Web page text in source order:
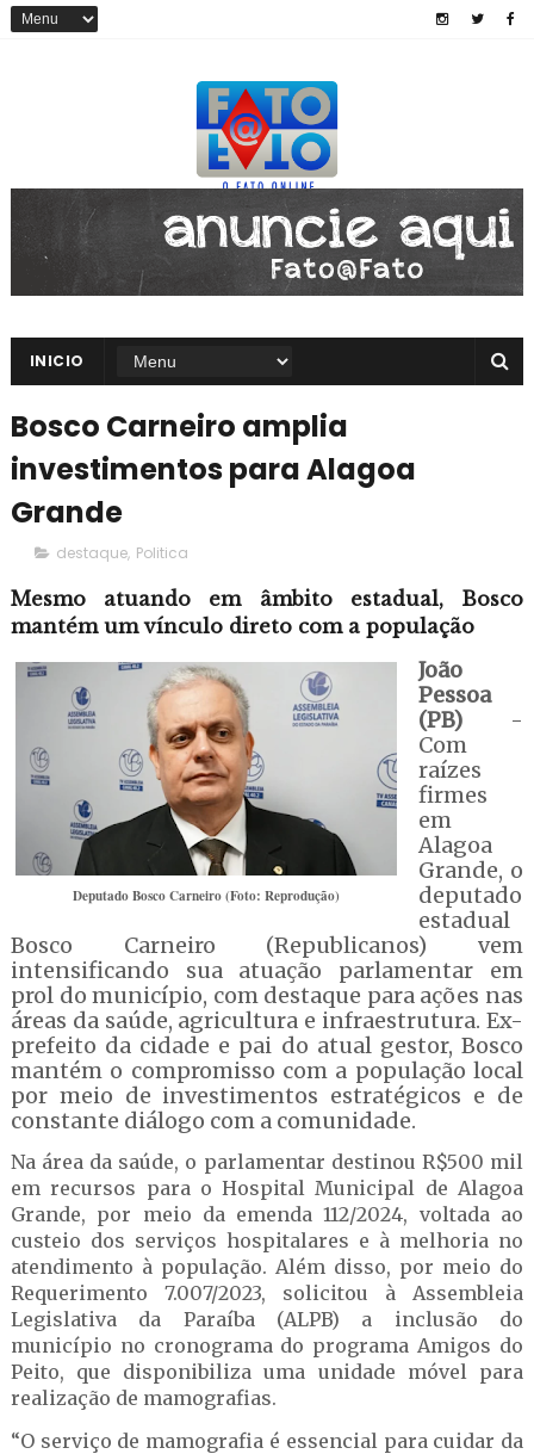
INICIO
Bosco Carneiro amplia
investimentos para Alagoa
Grande
destaque, Politica
Mesmo atuando em âmbito estadual, Bosco
mantém um vínculo direto com a população
Deputado Bosco Carneiro (Foto: Reprodução)
João
Pessoa
(PB)-
Com
raízes
firmes
em
Alagoa
Grande, o
deputado
estadual
Bosco Carneiro (Republicanos) vem
intensificando sua atuação parlamentar em
prol do município, com destaque para ações nas
áreas da saúde, agricultura e infraestrutura. Ex-
prefeito da cidade e pai do atual gestor, Bosco
mantém o compromisso com a população local
por meio de investimentos estratégicos e de
constante diálogo com a comunidade.
Na área da saúde, o parlamentar destinou R$500 mil
em recursos para o Hospital Municipal de Alagoa
Grande, por meio da emenda 112/2024, voltada ao
custeio dos serviços hospitalares e à melhoria no
atendimento à população. Além disso, por meio do
Requerimento 7.007/2023, solicitou à Assembleia
Legislativa da Paraíba (ALPB) a inclusão do
município no cronograma do programa Amigos do
Peito, que disponibiliza uma unidade móvel para
realização de mamografias.
“O serviço de mamografia é essencial para cuidar da